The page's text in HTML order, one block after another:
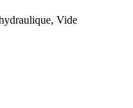
Vide